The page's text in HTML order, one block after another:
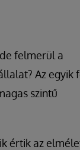
felmerül a
Az egyik
szintű
értik az